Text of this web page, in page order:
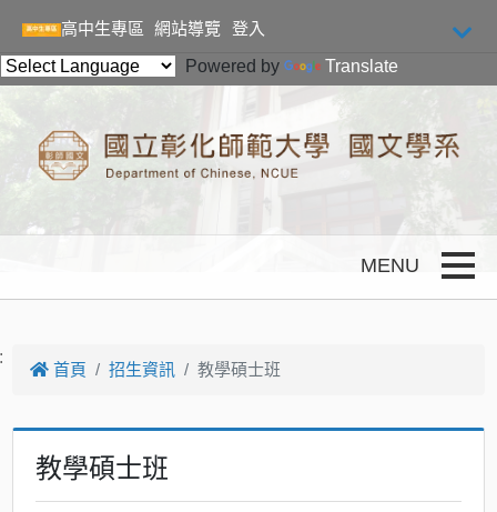
高中生專區
網站導覽
登入
Powered by
Translate
首頁 招生資訊 教學碩士班
教學碩士班